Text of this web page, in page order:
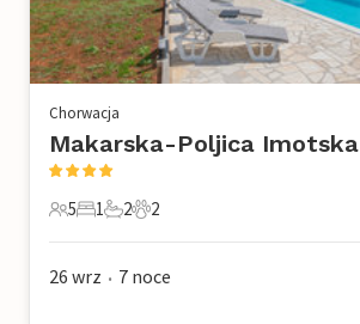
Chorwacja
Makarska-Poljica Imotska
5 Goście
5
1 Sypialnia
1
2 Łazienki
2
2 Zwierzęta domowe
2
26 wrz • 7 noce